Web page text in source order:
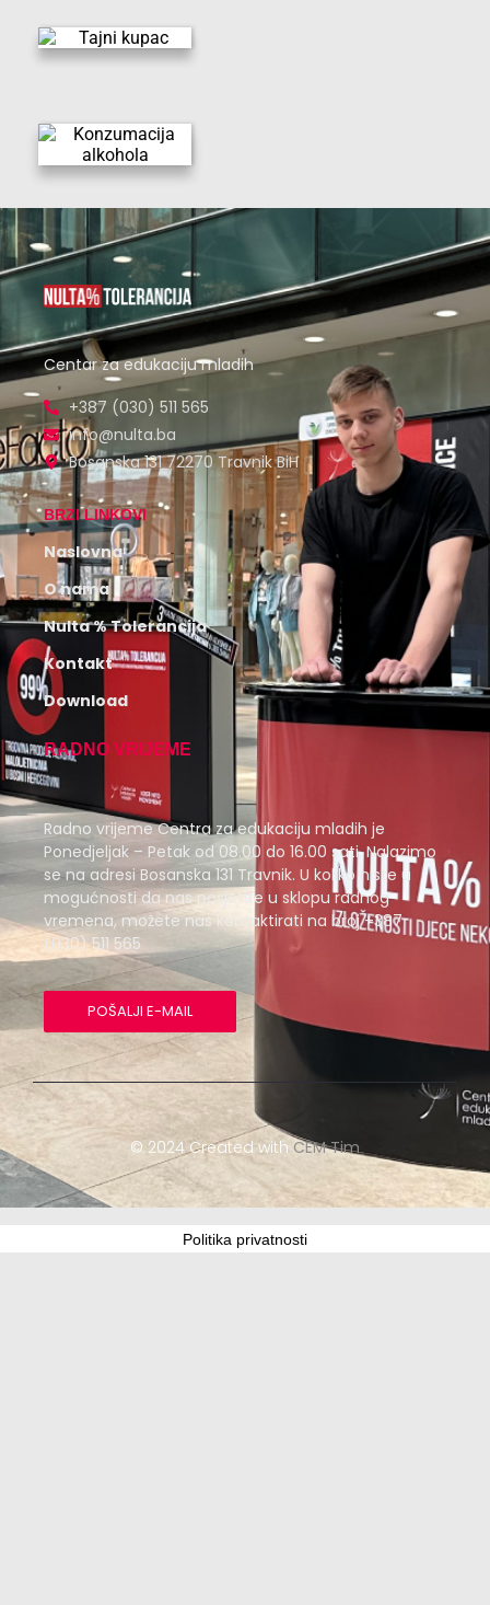
Centar za edukaciju mladih
+387 (030) 511 565
info@nulta.ba
Bosanska 131 72270 Travnik BiH
BRZI LINKOVI
Naslovna
O nama
Nulta % Tolerancija
Kontakt
Download
RADNO VRIJEME
Radno vrijeme Centra za edukaciju mladih je
Ponedjeljak – Petak od 08.00 do 16.00 sati. Nalazimo
se na adresi Bosanska 131 Travnik. U koliko niste u
mogućnosti da nas posjetite u sklopu radnog
vremena, možete nas kontaktirati na broj +387
(030) 511 565
POŠALJI E-MAIL
© 2024 Created with CEM Tim
Politika privatnosti